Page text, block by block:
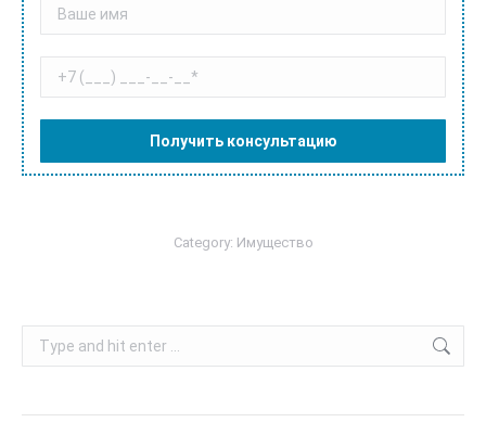
Category: Имущество
Search: